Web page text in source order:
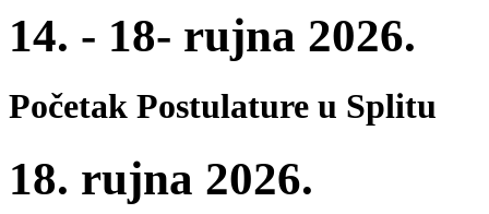
14. - 18- rujna 2026.
Početak Postulature u Splitu
18. rujna 2026.